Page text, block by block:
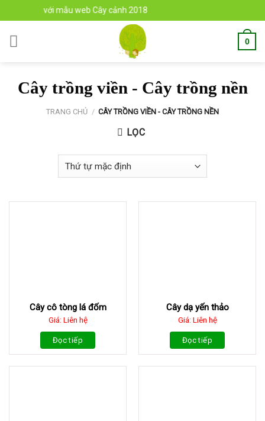
to
content
đến với mẫu web Cây cảnh 2018
0
Cây trồng viền - Cây trồng nền
TRANG CHỦ / CÂY TRỒNG VIỀN - CÂY TRỒNG NỀN
LỌC
Cây cô tòng lá đốm
Giá: Liên hệ
Đọc tiếp
Cây dạ yến thảo
Giá: Liên hệ
Đọc tiếp